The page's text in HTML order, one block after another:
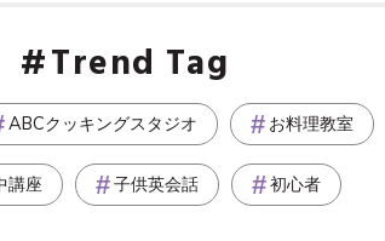
Trend Tag
ABCクッキングスタジオ お料理教室
講座 子供英会話 初心者